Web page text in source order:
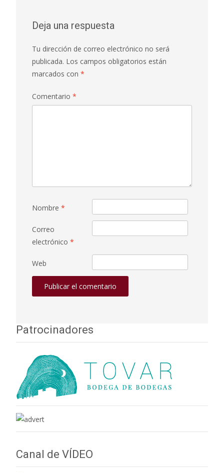
entradas
Deja una respuesta
Tu dirección de correo electrónico no será
publicada. Los campos obligatorios están
marcados con *
Comentario *
Nombre *
Correo
electrónico *
Web
Patrocinadores
Canal de VÍDEO